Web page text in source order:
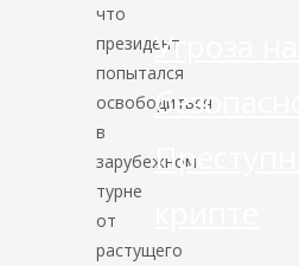
что
президент
попытался
освободиться
в
зарубежном
турне
от
растущего
Угроза